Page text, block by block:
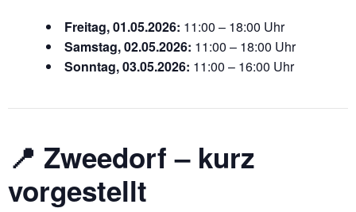
Freitag, 01.05.2026: 11:00 – 18:00 Uhr
Samstag, 02.05.2026: 11:00 – 18:00 Uhr
Sonntag, 03.05.2026: 11:00 – 16:00 Uhr
📍 Zweedorf – kurz
vorgestellt